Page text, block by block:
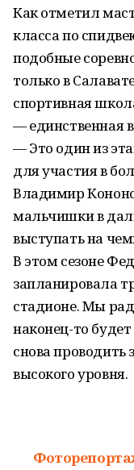
Как отметил
класса по
подобные
только в
спортивная
— единственная
— Это один из
для участия в
Владимир
мальчишки в
выступать на
В этом сезоне
запланировала
стадионе. Мы
наконец-то
снова проводить
высокого уровня.